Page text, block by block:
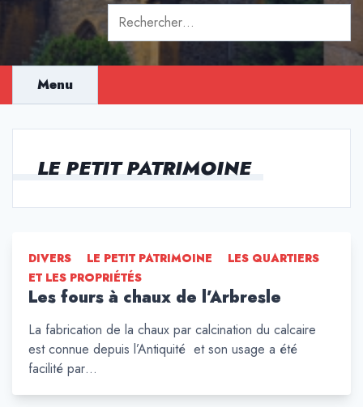
Rechercher :
Menu
LE PETIT PATRIMOINE
DIVERS LE PETIT PATRIMOINE
LES QUARTIERS
ET LES PROPRIÉTÉS
Les fours à chaux de l’Arbresle
La fabrication de la chaux par calcination du calcaire
est connue depuis l’Antiquité et son usage a été
facilité par…